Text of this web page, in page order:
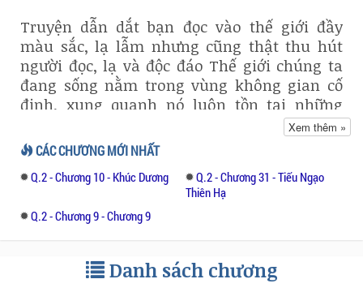
Truyện dẫn dắt bạn đọc vào thế giới đầy
màu sắc, lạ lẫm nhưng cũng thật thu hút
người đọc, lạ và độc đáo Thế giới chúng ta
đang sống nằm trong vùng không gian cố
định, xung quanh nó luôn tồn tại những
mặt không gian song song khác. Thế giới
luôn vận hành, từ khởi điểm cho tới kết
thúc.
Nhưng mọi chuyện nếu vẫn diễn ra như thế
thì quá là tẻ nhạt, một hôm Sáng thế đại tỷ
ra mười đại thần ma, dáng vẻ hung ác có,
hiền lành có, dâm đãng có, lãnh khốc có,
Xem thêm »
CÁC CHƯƠNG MỚI NHẤT
Q.2 - Chương 10 - Khúc Dương
Q.2 - Chương 31 - Tiếu Ngạo
Thiên Hạ
Q.2 - Chương 9 - Chương 9
Danh sách chương